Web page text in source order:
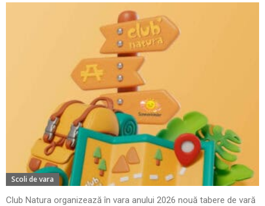
Scoli de vara
Club Natura organizează în vara anului 2026 nouă tabere de vară